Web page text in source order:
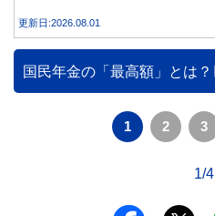
更新日:2026.08.01
国民年金の「最高額」とは？
1 2 3
1/4